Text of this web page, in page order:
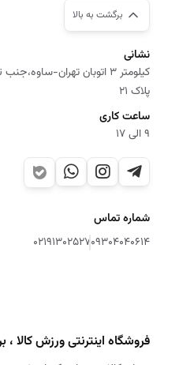
برگشت به بالا
نشانی
کیلومتر 3 اتوبان تهران-
پلاک 21
ساعت کاری
9 الی 17
شماره تماس
09304040614
02191302527
فروشگاه اینترنتی ورزش کالا